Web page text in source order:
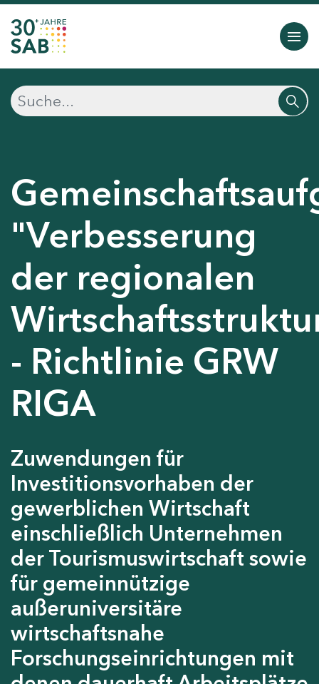
"Verbesserung
der regionalen
- Richtlinie GRW
RIGA
Zuwendungen für
Investitionsvorhaben der
gewerblichen Wirtschaft
einschließlich Unternehmen
der Tourismuswirtschaft sowie
für gemeinnützige
außeruniversitäre
wirtschaftsnahe
Forschungseinrichtungen mit